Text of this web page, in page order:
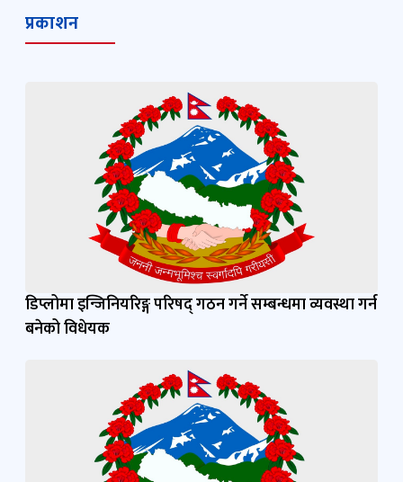
प्रकाशन
डिप्लोमा इन्जिनियरिङ्ग परिषद् गठन गर्ने सम्बन्धमा व्यवस्था गर्न
बनेको विधेयक